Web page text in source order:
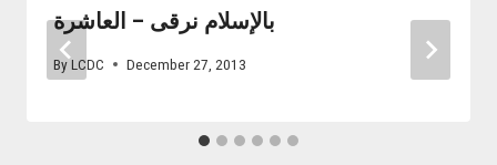
بالإسلام نرقى – العاشرة
ByLCDC December 27, 2013